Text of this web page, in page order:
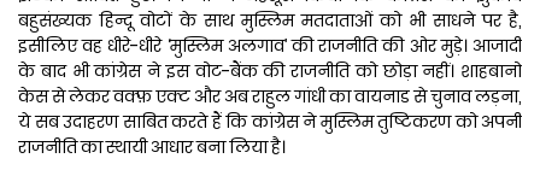
बहुसंख्यक हिन्दू वोटों के साथ मुस्लिम मतदाताओं को भी साधने पर है,
इसीलिए वह धीरे-धीरे ‘मुस्लिम अलगाव’ की राजनीति की ओर मुड़े। आजादी
के बाद भी कांग्रेस ने इस वोट-बैंक की राजनीति को छोड़ा नहीं। शाहबानो
केस से लेकर वक्फ़ एक्ट और अब राहुल गांधी का वायनाड से चुनाव लड़ना,
ये सब उदाहरण साबित करते हैं कि कांग्रेस ने मुस्लिम तुष्टिकरण को अपनी
राजनीति का स्थायी आधार बना लिया है।